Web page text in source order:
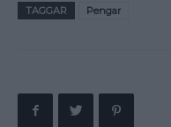
TAGGAR Pengar